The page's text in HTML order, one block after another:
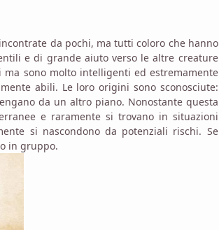
da pochi, ma tutti coloro che hanno
e di grande aiuto verso le altre creature
ma sono molto intelligenti ed estremamente
abili. Le loro origini sono sconosciute:
da un altro piano. Nonostante questa
e raramente si trovano in situazioni
si nascondono da potenziali rischi. Se
in gruppo.